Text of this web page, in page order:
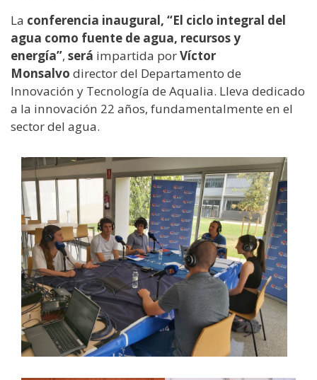
La conferencia inaugural, “El ciclo integral del
agua como fuente de agua, recursos y
energía”, será impartida porVíctor
Monsalvo director del Departamento de
Innovación y Tecnología de Aqualia. Lleva dedicado
a la innovación 22 años, fundamentalmente en el
sector del agua.